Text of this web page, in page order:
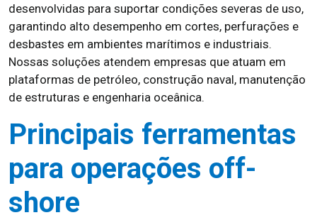
desenvolvidas para suportar condições severas de uso,
garantindo alto desempenho em cortes, perfurações e
desbastes em ambientes marítimos e industriais.
Nossas soluções atendem empresas que atuam em
plataformas de petróleo, construção naval, manutenção
de estruturas e engenharia oceânica.
Principais ferramentas
para operações off-
shore